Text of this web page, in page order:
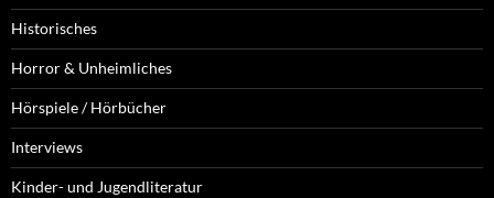
Historisches
Horror & Unheimliches
Hörspiele / Hörbücher
Interviews
Kinder- und Jugendliteratur